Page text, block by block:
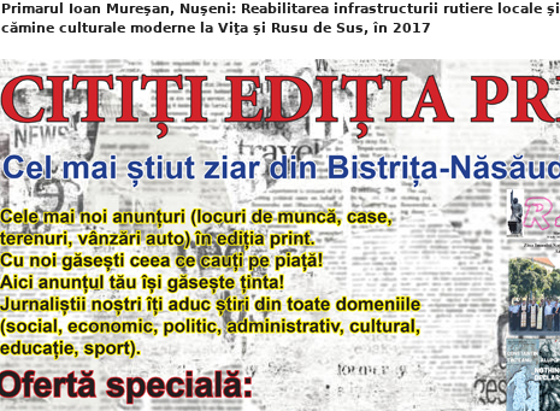
Primarul Ioan Mureşan, Nuşeni: Reabilitarea infrastructurii rutiere locale şi
cămine culturale moderne la Viţa şi Rusu de Sus, în 2017